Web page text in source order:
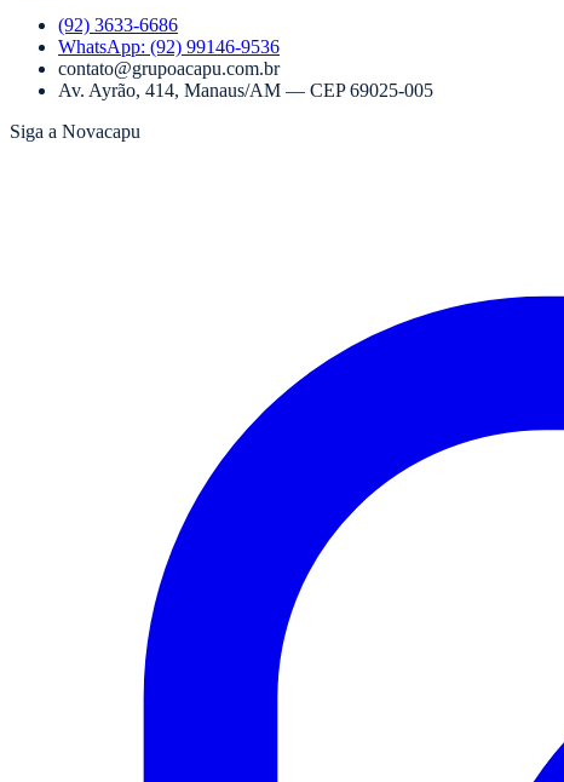
(92) 3633-6686
WhatsApp: (92) 99146-9536
contato@grupoacapu.com.br
Av. Ayrão, 414, Manaus/AM — CEP69025-005
Siga a Novacapu